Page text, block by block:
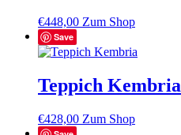
€448,00 Zum Shop
Save
Teppich Kembria
€428,00 Zum Shop